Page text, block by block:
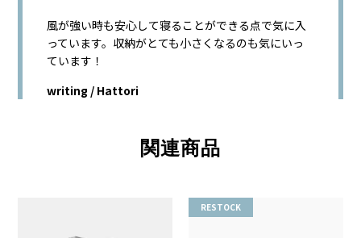
風が強い時も安心して寝ることができる点で気に入
っています。収納がとても小さくなるのも気にいっ
ています！
writing / Hattori
関連商品
RESTOCK